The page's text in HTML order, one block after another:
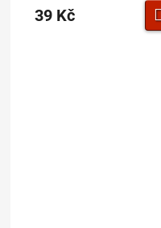
39 Kč